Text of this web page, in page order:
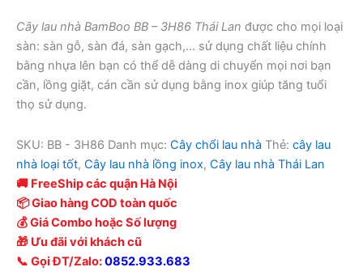
Cây lau nhà BamBoo BB – 3H86 Thái Lan được cho mọi loại
sàn: sàn gỗ, sàn đá, sàn gạch,… sử dụng chất liệu chính
bằng nhựa lên bạn có thể dễ dàng di chuyển mọi nơi bạn
cần, lồng giặt, cán cần sử dụng bằng inox giúp tăng tuổi
thọ sử dụng.
SKU: BB - 3H86 Danh mục: Cây chổi lau nhà Thẻ: cây lau
nhà loại tốt, Cây lau nhà lồng inox, Cây lau nhà Thái Lan
🚚 FreeShip các quận Hà Nội
📦 Giao hàng COD toàn quốc
💰 Giá Combo hoặc Số lượng
🎁 Ưu đãi với khách cũ
📞 Gọi ĐT/Zalo:0852.933.683